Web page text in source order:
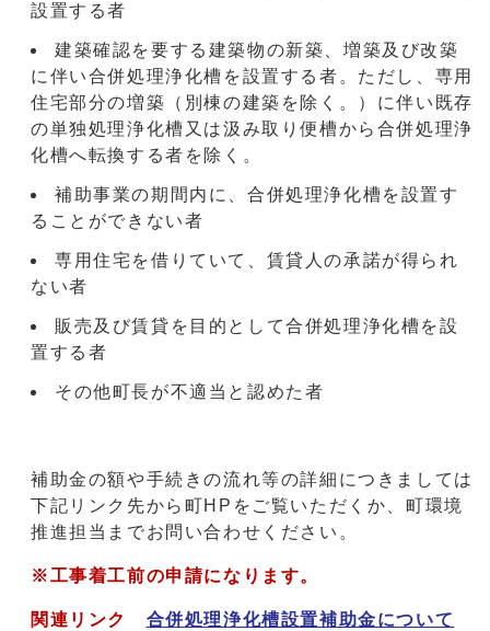
設置する者
建築確認を要する建築物の新築、増築及び改築
に伴い合併処理浄化槽を設置する者。ただし、専用
住宅部分の増築（別棟の建築を除く。）に伴い既存
の単独処理浄化槽又は汲み取り便槽から合併処理浄
化槽へ転換する者を除く。
補助事業の期間内に、合併処理浄化槽を設置す
ることができない者
専用住宅を借りていて、賃貸人の承諾が得られ
ない者
販売及び賃貸を目的として合併処理浄化槽を設
置する者
その他町長が不適当と認めた者
補助金の額や手続きの流れ等の詳細につきましては
下記リンク先から町HPをご覧いただくか、町環境
推進担当までお問い合わせください。
※工事着工前の申請になります。
関連リンク 合併処理浄化槽設置補助金について